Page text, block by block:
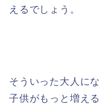
えるでしょう。
そういった大人に
子供がもっと増え